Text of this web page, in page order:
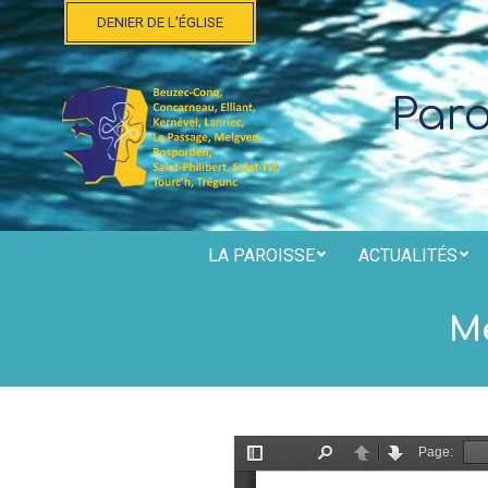
Skip
to
content
DENIER DE L'ÉGLISE
LA PAROISSE ACTUALITÉS